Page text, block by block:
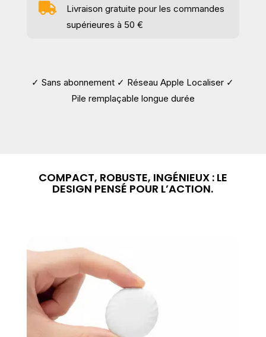

Livraison gratuite pour les commandes
supérieures à 50 €
✓ Sans abonnement ✓ Réseau Apple Localiser ✓
Pile remplaçable longue durée
COMPACT, ROBUSTE, INGÉNIEUX : LE
DESIGN PENSÉ POUR L’ACTION.